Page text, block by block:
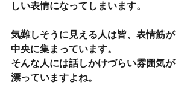
しい表情になってしまいます。
気難しそうに見える人は皆、表情筋が
中央に集まっています。
そんな人には話しかけづらい雰囲気が
漂っていますよね。